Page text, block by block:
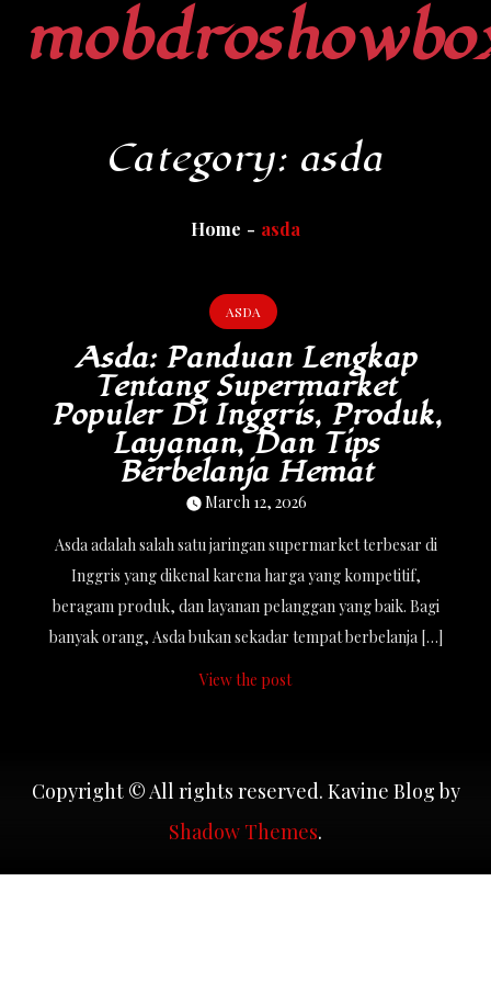
Category: asda
Home asda
ASDA
Asda: Panduan Lengkap
Tentang Supermarket
Populer Di Inggris, Produk,
Layanan, Dan Tips
Berbelanja Hemat
March 12, 2026
Asda adalah salah satu jaringan supermarket terbesar di
Inggris yang dikenal karena harga yang kompetitif,
beragam produk, dan layanan pelanggan yang baik. Bagi
banyak orang, Asda bukan sekadar tempat berbelanja […]
View the post
Copyright © All rights reserved. Kavine Blog by
Shadow Themes.